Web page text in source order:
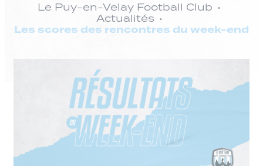
Le Puy-en-Velay Football Club
Actualités
Les scores des rencontres du week-end